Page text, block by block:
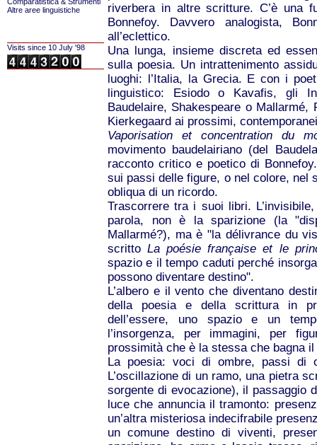
Altre aree linguistiche
Visits since 10 July '98
riverbera in altre scritture. C’è una
Bonnefoy. Davvero analogista,
all’eclettico.
Una lunga, insieme discreta ed
sulla poesia. Un intrattenimento
luoghi: l’Italia, la Grecia. E con i
linguistico: Esiodo o Kavafis, gli
Baudelaire, Shakespeare o
Kierkegaard ai prossimi,
Vaporisation et concentration du
movimento baudelairiano (del
racconto critico e poetico di
sui passi delle figure, o nel colore, nel
obliqua di un ricordo.
Trascorrere tra i suoi libri.
parola, non è la sparizione (la
Mallarmé?), ma è "la délivrance du
scrittoLa poésie française et le
spazio e il tempo caduti perché
possono diventare destino".
L’albero e il vento che diventano
della poesia e della scrittura in
dell’essere, uno spazio e un
l’insorgenza, per immagini, per
prossimità che è la stessa che bagna
La poesia: voci di ombre, passi di
L’oscillazione di un ramo, una pietra
sorgente di evocazione), il passaggio
luce che annuncia il tramonto:
un’altra misteriosa indecifrabile
un comune destino di viventi,